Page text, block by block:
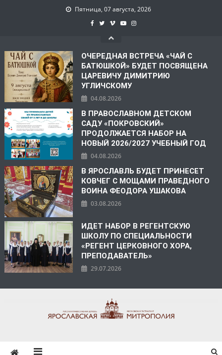
Пятница, 07 августа, 2026
ОЧЕРЕДНАЯ ВСТРЕЧА «ЧАЙ С
БАТЮШКОЙ» БУДЕТ ПОСВЯЩЕНА
ЦАРЕВИЧУ ДИМИТРИЮ
УГЛИЧСКОМУ
04.08.2026
В ПРАВОСЛАВНОМ ДЕТСКОМ
САДУ «ПОКРОВСКИЙ»
ПРОДОЛЖАЕТСЯ НАБОР НА
НОВЫЙ 2026/2027 УЧЕБНЫЙ ГОД
04.08.2026
В ЯРОСЛАВЛЬ БУДЕТ ПРИНЕСЕТ
КОВЧЕГ С МОЩАМИ ПРАВЕДНОГО
ВОИНА ФЕОДОРА УШАКОВА
03.08.2026
ИДЕТ НАБОР В РЕГЕНТСКУЮ
ШКОЛУ ПО СПЕЦИАЛЬНОСТИ
«РЕГЕНТ ЦЕРКОВНОГО ХОРА,
ПРЕПОДАВАТЕЛЬ»
29.07.2026